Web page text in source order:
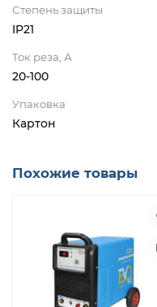
Степень защиты
IP21
Ток реза, А
20-100
Упаковка
Картон
Похожие товары